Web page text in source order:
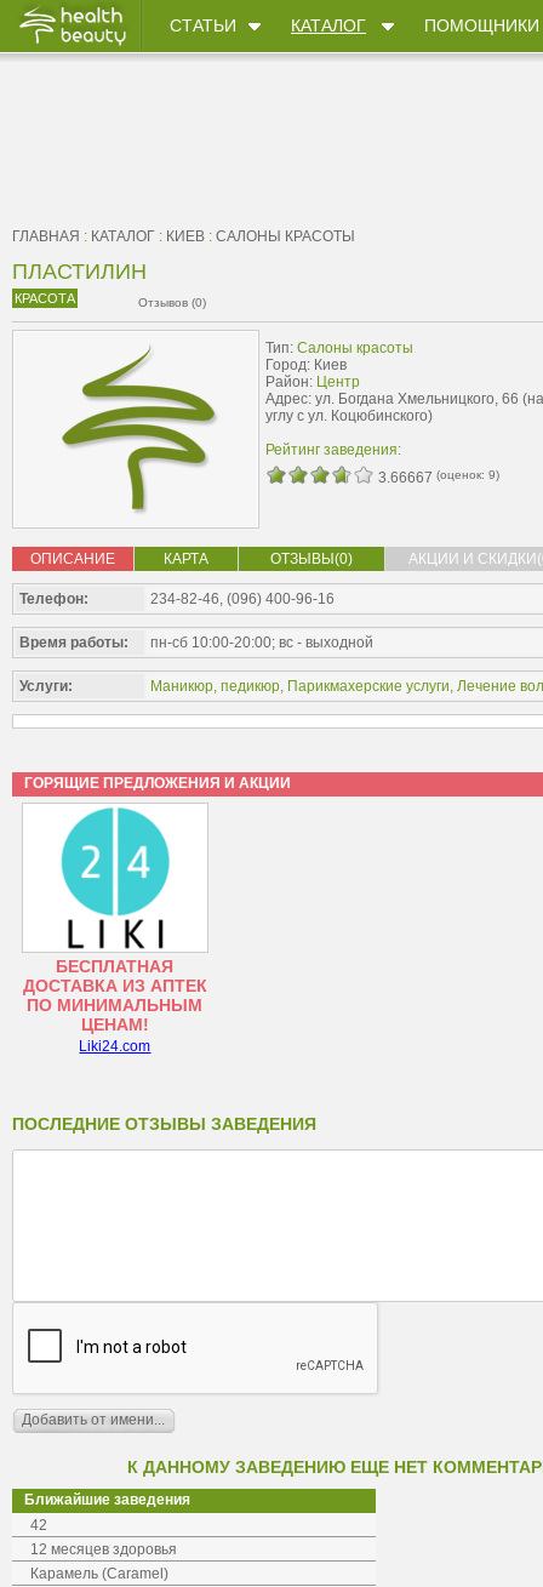
СТАТЬИ КАТАЛОГ ПОМОЩНИКИ
ГЛАВНАЯ : КАТАЛОГ : КИЕВ : САЛОНЫ КРАСОТЫ
ПЛАСТИЛИН
КРАСОТА Отзывов (0)
Тип: Салоны красоты
Город: Киев
Район: Центр
Адрес: ул. Богдана Хмельницкого, 66 (на
углу с ул. Коцюбинского)
Рейтинг заведения:
3.66667 (оценок: 9)
ОПИСАНИЕ КАРТА ОТЗЫВЫ(0) АКЦИИ И
Телефон: 234-82-46, (096) 400-96-16
Время работы: пн-сб 10:00-20:00; вс - выходной
Услуги: Маникюр, педикюр, Парикмахерские услуги, Лечение
ГОРЯЩИЕ ПРЕДЛОЖЕНИЯ И АКЦИИ
БЕСПЛАТНАЯ
ДОСТАВКА ИЗ АПТЕК
ПО МИНИМАЛЬНЫМ
ЦЕНАМ!
Liki24.com
ПОСЛЕДНИЕ ОТЗЫВЫ ЗАВЕДЕНИЯ
К ДАННОМУ ЗАВЕДЕНИЮ ЕЩЕ НЕТ
Ближайшие заведения
42
12 месяцев здоровья
Карамель (Caramel)